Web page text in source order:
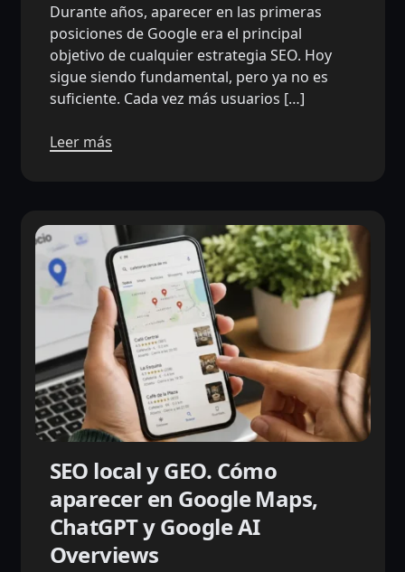
Durante años, aparecer en las primeras
posiciones de Google era el principal
objetivo de cualquier estrategia SEO. Hoy
sigue siendo fundamental, pero ya no es
suficiente. Cada vez más usuarios […]
Leer más
SEO local y GEO. Cómo
aparecer en Google Maps,
ChatGPT y Google AI
Overviews